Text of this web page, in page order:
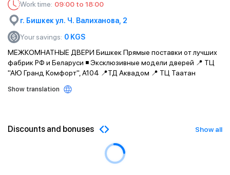
Work time: 09:00 to 18:00
г. Бишкек ул. Ч. Валиханова, 2
Your savings: 0 KGS
МЕЖКОМНАТНЫЕ ДВЕРИ Бишкек Прямые поставки от лучших
фабрик РФ и Беларуси ◾ Эксклюзивные модели дверей 📍 ТЦ
"АЮ Гранд Комфорт", A104 📍ТД Аквадом 📍 ТЦ Таатан
Show translation
Discounts and bonuses Show all